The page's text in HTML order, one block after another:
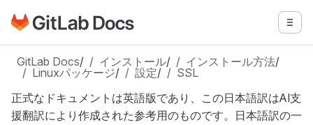
メインコンテンツにスキップ
GitLabドキュメントのホームページに移動 メニ
GitLab Docs/ インストール/ インストール方法/
Linuxパッケージ/ 設定/
SSL
正式なドキュメントは英語版であり、この日本語訳はAI支
援翻訳により作成された参考用のものです。日本語訳の一